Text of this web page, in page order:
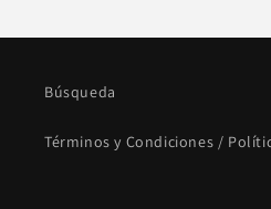
Búsqueda
Términos y Condiciones /